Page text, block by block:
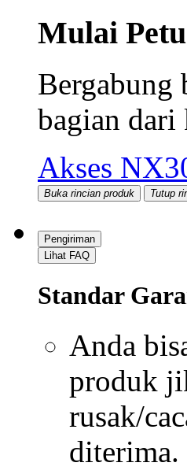
Mulai
Bergabung
bagian
Akses
Buka rincian produk Tutup
Pengiriman
Lihat FAQ
Standar
Anda
produk
rusak/
diterima.